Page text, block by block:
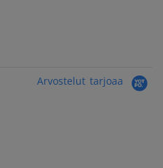
Arvostelut tarjoaa